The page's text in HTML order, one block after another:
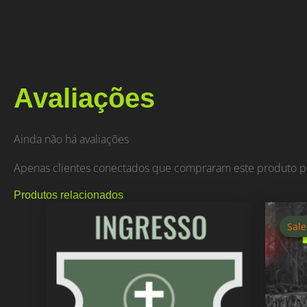
Avaliações
Ainda não há avaliações
Apenas clientes conectados que compraram este produto
Produtos relacionados